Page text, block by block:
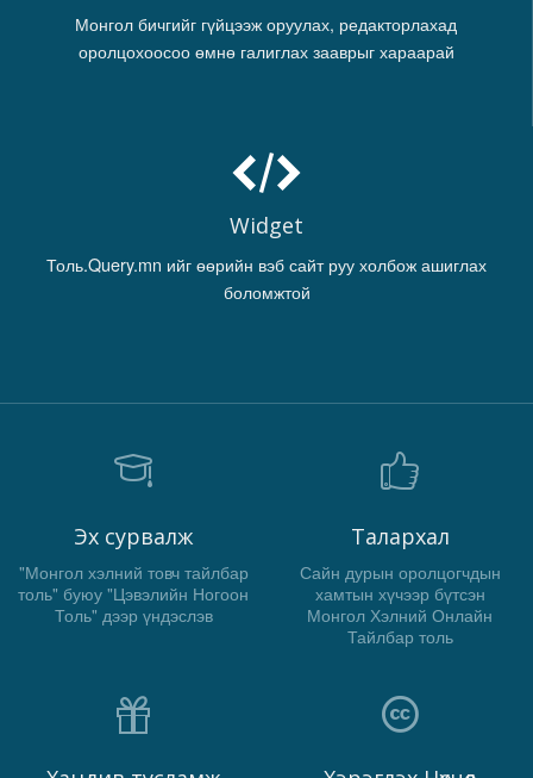
Монгол бичгийг гүйцээж оруулах, редакторлахад
оролцохоосоо өмнө галиглах зааврыг хараарай
Widget
Толь.Query.mn ийг өөрийн вэб сайт руу холбож ашиглах
боломжтой
Эх сурвалж
"Монгол хэлний товч тайлбар
толь" буюу "Цэвэлийн Ногоон
Толь" дээр үндэслэв
Талархал
Сайн дурын оролцогчдын
хамтын хүчээр бүтсэн
Монгол Хэлний Онлайн
Тайлбар толь